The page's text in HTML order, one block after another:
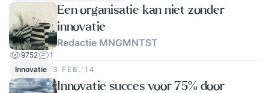
Een organisatie kan niet zonder
innovatie
Redactie MNGMNTST
9752
1
Innovatie
3 FEB.‘14
Innovatie succes voor 75% door